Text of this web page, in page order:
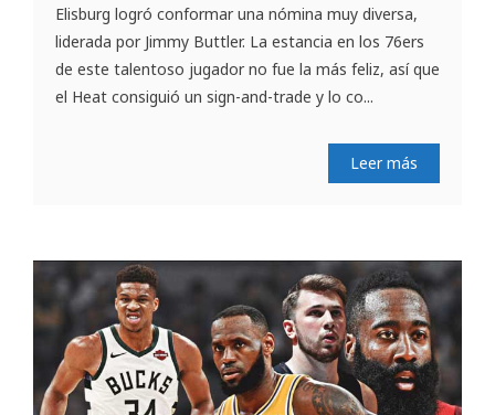
Elisburg logró conformar una nómina muy diversa,
liderada por Jimmy Buttler. La estancia en los 76ers
de este talentoso jugador no fue la más feliz, así que
el Heat consiguió un sign-and-trade y lo co...
Leer más